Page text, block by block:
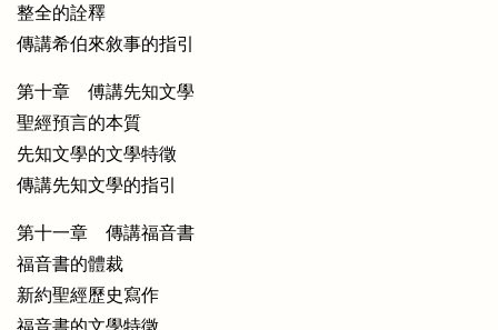
整全的詮釋
傳講希伯來敘事的指引
第十章 傅講先知文學
聖經預言的本質
先知文學的文學特徵
傳講先知文學的指引
第十一章 傳講福音書
福音書的體裁
新約聖經歷史寫作